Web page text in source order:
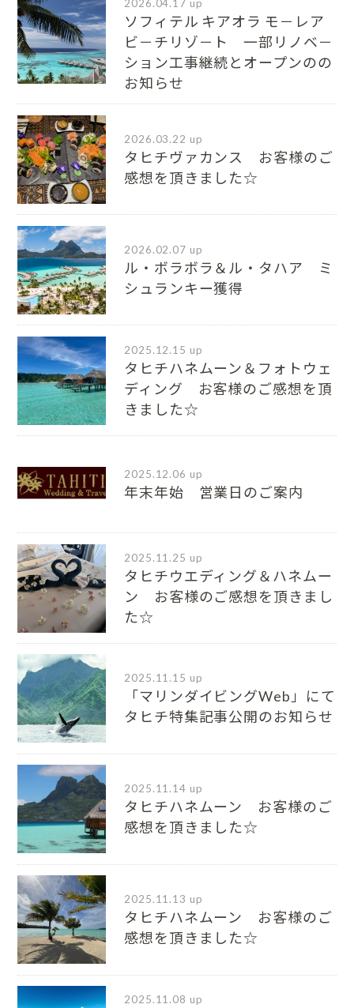
2026.04.17 up
ソフィテル キアオラ モ－レア
ビ－チリゾ－ト 一部リノベ－
ション工事継続とオープンのの
お知らせ
2026.03.22 up
タヒチヴァカンス お客様のご
感想を頂きました☆
2026.02.07 up
ル・ボラボラ＆ル・タハア ミ
シュランキー獲得
2025.12.15 up
タヒチハネムーン＆フォトウェ
ディング お客様のご感想を頂
きました☆
2025.12.06 up
年末年始 営業日のご案内
2025.11.25 up
タヒチウエディング＆ハネムー
ン お客様のご感想を頂きまし
た☆
2025.11.15 up
「マリンダイビングWeb」にて
タヒチ特集記事公開のお知らせ
2025.11.14 up
タヒチハネムーン お客様のご
感想を頂きました☆
2025.11.13 up
タヒチハネムーン お客様のご
感想を頂きました☆
2025.11.08 up